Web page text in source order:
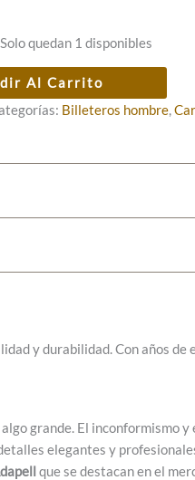
Solo quedan 1 disponibles
Al Carrito
Billeteros hombre,
y durabilidad. Con años de
grande. El inconformismo y
elegantes y
que se destacan en el